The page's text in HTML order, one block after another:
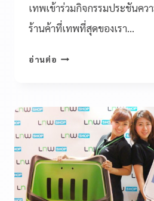
เทพเข้าร่วมกิจกรรมประชันคว
ร้านค้าที่เทพที่สุดของเรา…
อ่านต่อ